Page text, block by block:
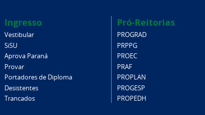
Ingresso
Vestibular
SiSU
Aprova Paraná
Provar
Portadores de Diploma
Desistentes
Trancados
Pró-Reitorias
PROGRAD
PRPPG
PROEC
PRAF
PROPLAN
PROGESP
PROPEDH